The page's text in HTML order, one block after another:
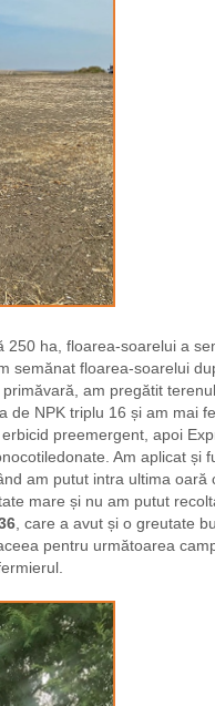
250 ha, floarea-soarelui a
semănat floarea-soarelui
am pregătit
de NPK triplu 16 și am mai
preemergent, apoi
Am aplicat și
am putut intra ultima oară
mare și nu am putut
, care a avut și o greutate
pentru următoarea